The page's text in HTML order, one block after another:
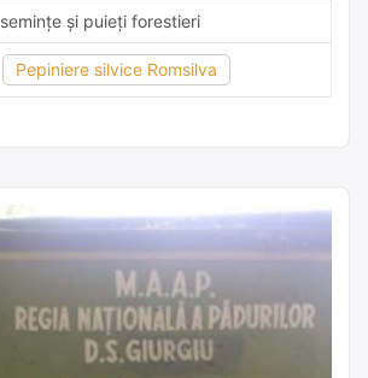
semințe și puieți forestieri
Pepiniere silvice Romsilva